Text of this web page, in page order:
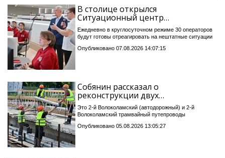
В столице открылся
Ситуационный центр…
Ежедневно в круглосуточном режиме 30 операторов
будут готовы отреагировать на нештатные ситуации
Опубликовано 07.08.2026 14:07:15
Собянин рассказал о
реконструкции двух…
Это 2-й Волоколамский (автодорожный) и 2-й
Волоколамский трамвайный путепроводы
Опубликовано 05.08.2026 13:05:27